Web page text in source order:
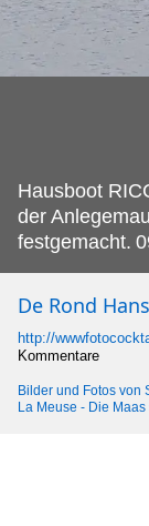
Hausboot
der
festgemacht.
De Rond
http://
Kommentare
Bilder und Fotos von
La Meuse - Die Maas